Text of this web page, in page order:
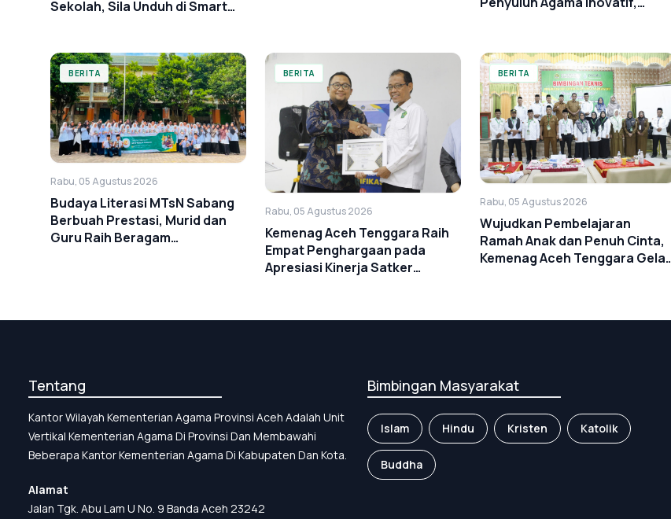
Sekolah, Sila Unduh di Smart
BERITA
Rabu, 05 Agustus 2026
Budaya Literasi MTsN Sabang
Berbuah Prestasi, Murid dan
Guru Raih Beragam
BERITA
Rabu, 05 Agustus 2026
Kemenag Aceh Tenggara Raih
Empat Penghargaan pada
Apresiasi Kinerja Satker
BERITA
Rabu, 05 Agustus 2026
Wujudkan Pembelajaran
Ramah Anak dan Penuh Cinta,
Kemenag Aceh Tenggara Gelar
Tentang
Kantor Wilayah Kementerian Agama Provinsi Aceh Adalah Unit
Vertikal Kementerian Agama Di Provinsi Dan Membawahi
Beberapa Kantor Kementerian Agama Di Kabupaten Dan Kota.
Alamat
Jalan Tgk. Abu Lam U No. 9 Banda Aceh 23242
Bimbingan Masyarakat
Islam Hindu Kristen Katolik
Buddha